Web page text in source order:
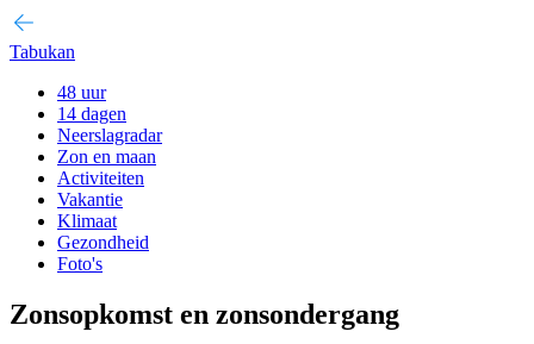
Tabukan
48 uur
14 dagen
Neerslagradar
Zon en maan
Activiteiten
Vakantie
Klimaat
Gezondheid
Foto's
Zonsopkomst en zonsondergang